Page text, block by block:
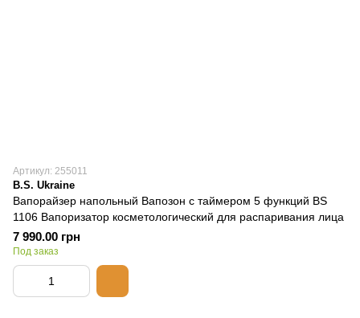
Артикул: 255011
B.S. Ukraine
Вапорайзер напольный Вапозон с таймером 5 функций BS
1106 Вапоризатор косметологический для распаривания лица
7 990.00 грн
Под заказ